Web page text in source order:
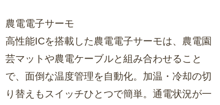
農電電子サーモ
高性能ICを搭載した農電電子サーモは、農電園
芸マットや農電ケーブルと組み合わせること
で、面倒な温度管理を自動化。加温・冷却の切
り替えもスイッチひとつで簡単。通電状況が一